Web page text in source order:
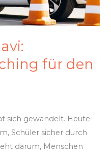
für den
sich gewandelt. Heute
Schüler sicher durch
darum, Menschen